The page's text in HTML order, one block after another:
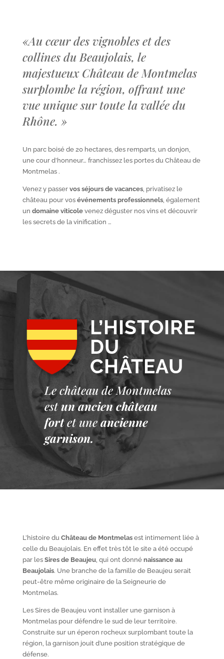
«Au cœur des vignobles et des
collines du Beaujolais, le
majestueux Château de Montmelas
surplombe la région, offrant une
vue unique sur toute la vallée du
Rhône. »
Un parc boisé de 20 hectares, des remparts, un donjon,
une cour d’honneur… franchissez les portes du Château de
Montmelas .
Venez y passer vos séjours de vacances, privatisez le
château pour vos événements professionnels, également
un domaine viticolevenez déguster nos vins et découvrir
les secrets de la vinification …
L’HISTOIRE
DU
CHÂTEAU
Le château de Montmelas
est un ancien château
fort et une ancienne
garnison.
L’histoire duChâteau de Montmelasest intimement liée à
celle du Beaujolais. En effet très tôt le site a été occupé
par les Sires de Beaujeu, qui ont donné naissance au
Beaujolais. Une branche de la famille de Beaujeu serait
peut-être même originaire de la Seigneurie de
Montmelas.
Les Sires de Beaujeu vont installer une garnison à
Montmelas pour défendre le sud de leur territoire.
Construite sur un éperon rocheux surplombant toute la
région, la garnison jouit d’une position stratégique de
défense.